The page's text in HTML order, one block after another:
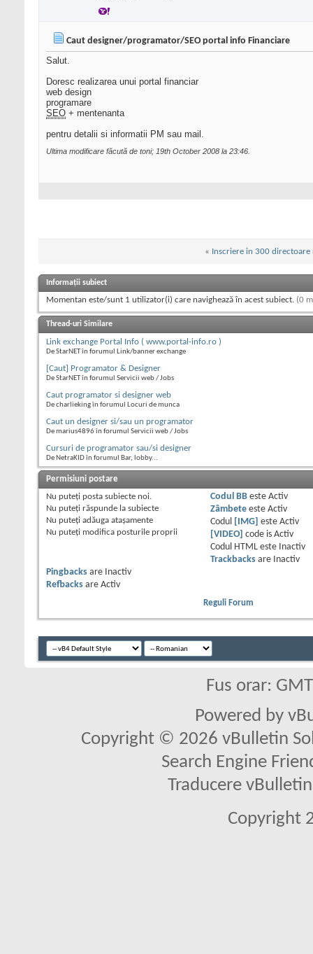
Caut designer/programator/SEO portal info Financiare
Salut.
Doresc realizarea unui portal financiar
web design
programare
SEO + mentenanta
pentru detalii si informatii PM sau mail.
Ultima modificare făcută de toni; 19th October 2008 la 23:46
« Inscriere in 300 directoare
Informații subiect
Momentan este/sunt 1 utilizator(i) care navighează în acest subiect. (0
Thread-uri Similare
Link exchange Portal Info ( www.portal-info.ro )
De StarNET în forumul Link/banner exchange
[Caut] Programator & Designer
De StarNET în forumul Servicii web / Jobs
Caut programator si designer web
De charlieking în forumul Locuri de munca
Caut un designer si/sau un programator
De marius4896 în forumul Servicii web / Jobs
Cursuri de programator sau/si designer
De NetraKID în forumul Bar, lobby...
Permisiuni postare
Nu puteţi posta subiecte noi.
Nu puteţi răspunde la subiecte
Nu puteţi adăuga ataşamente
Nu puteţi modifica posturile proprii
Codul BBeste Activ
Zâmbeteeste Activ
Codul
[IMG] este Activ
[VIDEO]
code is Activ
Codul HTML este
Inactiv
Trackbacksare
Inactiv
Pingbacks are
Inactiv
Refbacks are Activ
Reguli Forum
Fus orar:
Powered by
Copyright © 2026 vBulletin
Search Engine
Traducere
Copyright